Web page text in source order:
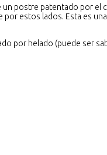
postre patentado por
estos lados. Esta es
por helado (puede ser